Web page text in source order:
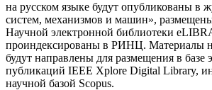
на русском языке будут опубликованы в
систем, механизмов и машин»,
Научной электронной библиотеки
проиндексированы в РИНЦ. Материалы
будут направлены для размещения в базе
публикаций IEEE Xplore Digital Library,
научной базой Scopus.